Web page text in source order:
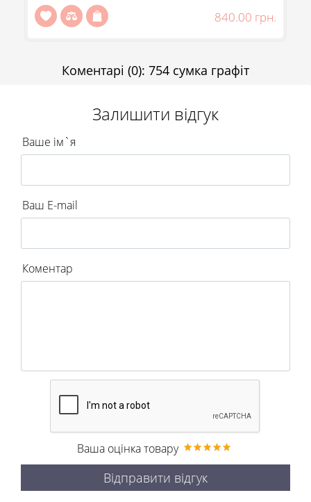
840.00 грн.
Коментарі (0): 754 сумка графіт
Залишити відгук
Ваше ім`я
Ваш E-mail
Коментар
Ваша оцінка товару
Відправити відгук